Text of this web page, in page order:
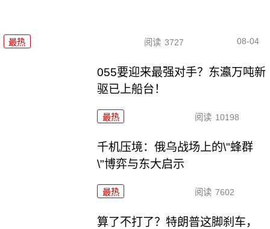
最热 阅读 3727 08-04
055要迎来最强对手？东瀛万吨新
驱已上船台！
最热 阅读 10198
千机压境：俄乌战场上的\"蜂群
\"博弈与东大启示
最热 阅读 7602
算了不打了？特朗普这脚刹车，